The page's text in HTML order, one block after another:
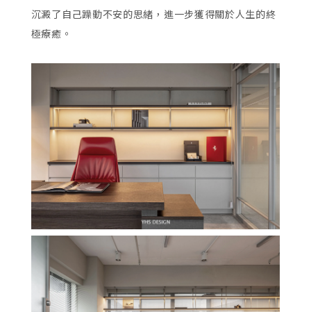
沉澱了自己躁動不安的思緒，進一步獲得關於人生的終
極療癒。